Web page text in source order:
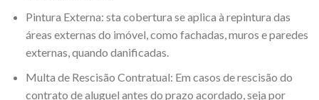
Pintura Externa: sta cobertura se aplica à repintura das
áreas externas do imóvel, como fachadas, muros e paredes
externas, quando danificadas.
Multa de Rescisão Contratual: Em casos de rescisão do
contrato de aluguel antes do prazo acordado, seja por